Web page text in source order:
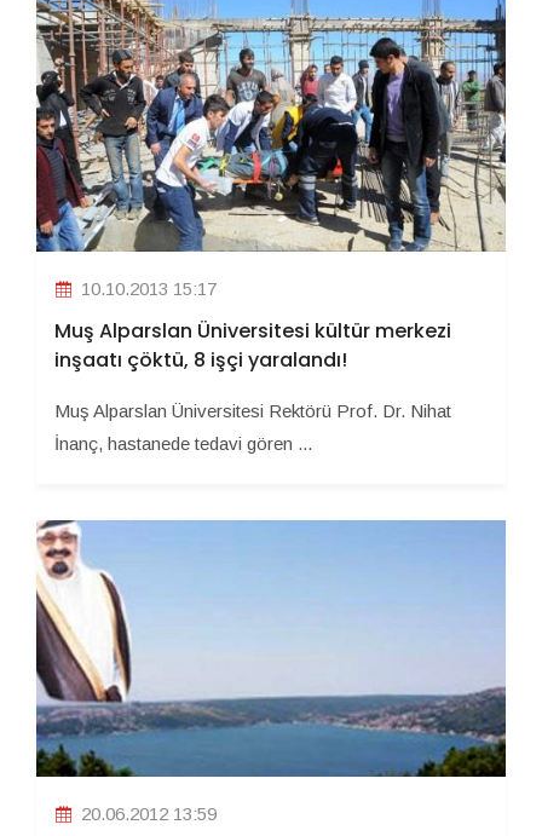
10.10.2013 15:17
Muş Alparslan Üniversitesi kültür merkezi
inşaatı çöktü, 8 işçi yaralandı!
Muş Alparslan Üniversitesi Rektörü Prof. Dr. Nihat
İnanç, hastanede tedavi gören ...
20.06.2012 13:59